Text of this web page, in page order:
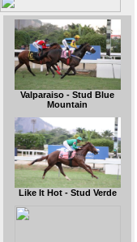
Valparaiso - Stud Blue
Mountain
Like It Hot - Stud Verde